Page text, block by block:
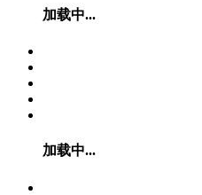
加载中...
加载中...